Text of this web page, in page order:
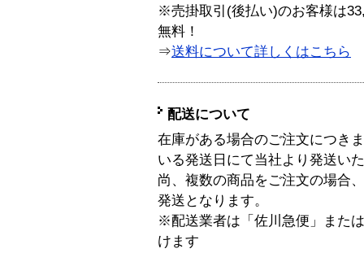
※売掛取引(後払い)のお客様は
無料！
⇒送料について詳しくはこちら
配送について
在庫がある場合のご注文につき
いる発送日にて当社より発送い
尚、複数の商品をご注文の場合
発送となります。
※配送業者は「佐川急便」また
けます